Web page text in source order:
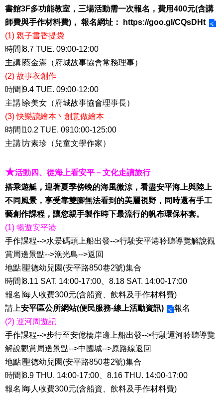
書館3F多功能教室，三場活動需一次報名，費用400元(含講
師費與手作材料費)， 報名網址：
https://goo.gl/CQsDHt
(1) 親子書香提袋
時間∣8.7 TUE. 09:00-12:00
主講∣蔡金滿（府城故事協會常務理事）
(2) 故事衣創作
時間∣9.4 TUE. 09:00-12:00
主講∣余美女（府城故事協會理事長）
(3) 快樂讀繪本丶創意做繪本
時間∣10.2 TUE. 0910:00-125:00
主講∣方素珍（兒童文學作家）
★活動四、從海上看安平－文化走讀旅行
搭乘遊艇，迎著夏季傍晚的海風微涼，看盡安平海上與陸上
不同風景，享受靠雙腳無法看到的美麗視野，同時還有手工
藝創作課程，讓您親手製作時下最流行的帆布環保杯套。
(1) 暢遊安平港
手作課程-->水景碼頭上船出發-->行駛安平港聆聽導覽解說觀
賞周邊景點-->漁光島-->返回
地點∣聖德幼兒園(安平路850巷2號)集合
時間∣8.11 SAT. 14:00-17:00、8.18 SAT. 14:00-17:00
報名∣每人收費300元(含船資、飲料及手作材料費)
請上安平區公所網站(便民服務-線上活動資訊)
報名
(2) 運河周遊記
手作課程-->步行至安億橋岸邊上船出發-->行駛運河聆聽導覽
解說觀賞周邊景點-->中國城-->原路線返回
地點∣聖德幼兒園(安平路850巷2號)集合
時間∣8.9 THU. 14:00-17:00、8.16 THU. 14:00-17:00
報名∣每人收費300元(含船資、飲料及手作材料費)